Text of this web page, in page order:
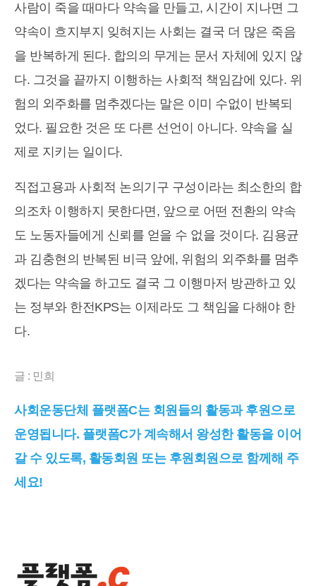
사람이 죽을 때마다 약속을 만들고, 시간이 지나면 그
약속이 흐지부지 잊혀지는 사회는 결국 더 많은 죽음
을 반복하게 된다. 합의의 무게는 문서 자체에 있지 않
다. 그것을 끝까지 이행하는 사회적 책임감에 있다. 위
험의 외주화를 멈추겠다는 말은 이미 수없이 반복되
었다. 필요한 것은 또 다른 선언이 아니다. 약속을 실
제로 지키는 일이다.
직접고용과 사회적 논의기구 구성이라는 최소한의 합
의조차 이행하지 못한다면, 앞으로 어떤 전환의 약속
도 노동자들에게 신뢰를 얻을 수 없을 것이다. 김용균
과 김충현의 반복된 비극 앞에, 위험의 외주화를 멈추
겠다는 약속을 하고도 결국 그 이행마저 방관하고 있
는 정부와 한전KPS는 이제라도 그 책임을 다해야 한
다.
글 : 민희
사회운동단체 플랫폼C는 회원들의 활동과 후원으로
운영됩니다. 플랫폼C가 계속해서 왕성한 활동을 이어
갈 수 있도록, 활동회원 또는 후원회원으로 함께해 주
세요!